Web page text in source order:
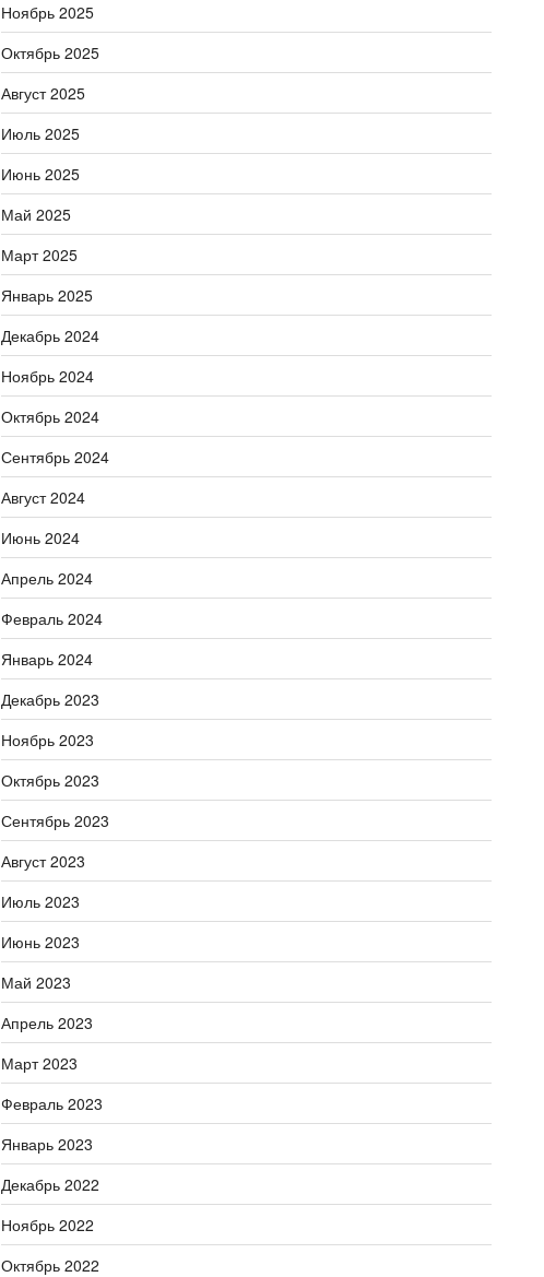
Ноябрь 2025
Октябрь 2025
Август 2025
Июль 2025
Июнь 2025
Май 2025
Март 2025
Январь 2025
Декабрь 2024
Ноябрь 2024
Октябрь 2024
Сентябрь 2024
Август 2024
Июнь 2024
Апрель 2024
Февраль 2024
Январь 2024
Декабрь 2023
Ноябрь 2023
Октябрь 2023
Сентябрь 2023
Август 2023
Июль 2023
Июнь 2023
Май 2023
Апрель 2023
Март 2023
Февраль 2023
Январь 2023
Декабрь 2022
Ноябрь 2022
Октябрь 2022